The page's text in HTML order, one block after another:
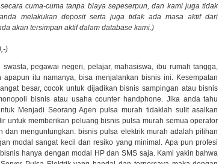
cuma-cuma tanpa biaya sepeserpun, dan kami juga tidak
melakukan deposit serta juga tidak ada masa aktif dari
akan tersimpan aktif dalam database kami.)
)
pegawai negeri, pelajar, mahasiswa, ibu rumah tangga,
itu namanya, bisa menjalankan bisnis ini. Kesempatan
besar, cocok untuk dijadikan bisnis sampingan atau bisnis
bisnis atau usaha counter handphone. Jika anda tahu
Menjadi Seorang Agen pulsa murah tidaklah sulit asalkan
untuk memberikan peluang bisnis pulsa murah semua operator
dan menguntungkan. bisnis pulsa elektrik murah adalah pilihan
modal sangat kecil dan resiko yang minimal. Apa pun profesi
hanya dengan modal HP dan SMS saja. Kami yakin bahwa